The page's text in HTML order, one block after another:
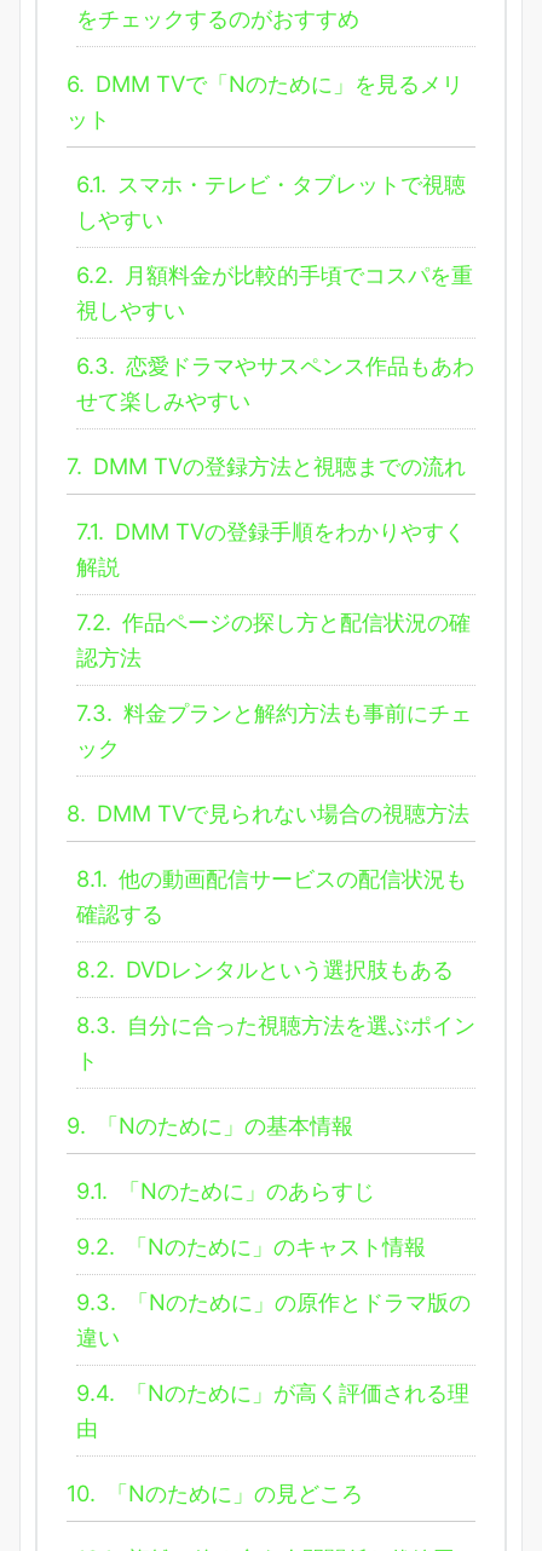
をチェックするのがおすすめ
6. DMM TVで「Nのために」を見るメリ
ット
6.1. スマホ・テレビ・タブレットで視聴
しやすい
6.2.
月額料金が比較的手頃でコスパを重
視しやすい
6.3. 恋愛ドラマやサスペンス作品もあわ
せて楽しみやすい
7. DMM TVの登録方法と視聴までの流れ
7.1. DMM TVの登録手順をわかりやすく
解説
7.2. 作品ページの探し方と配信状況の確
認方法
7.3. 料金プランと解約方法も事前にチェ
ック
8. DMM TVで見られない場合の視聴方法
8.1. 他の動画配信サービスの配信状況も
確認する
8.2. DVDレンタルという選択肢もある
8.3. 自分に合った視聴方法を選ぶポイン
ト
9. 「Nのために」の基本情報
9.1. 「Nのために」のあらすじ
9.2. 「Nのために」のキャスト情報
9.3.
「Nのために」の原作とドラマ版の
違い
9.4.
「Nのために」が高く評価される理
由
10. 「Nのために」の見どころ